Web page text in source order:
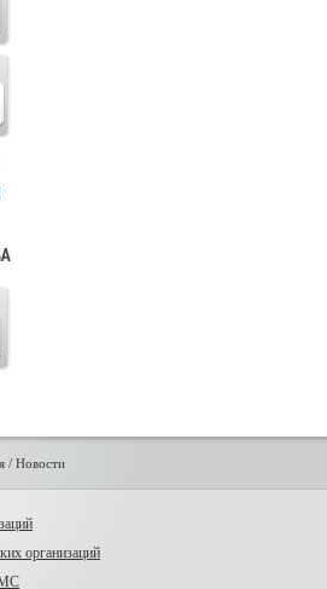
/ Новости
организаций